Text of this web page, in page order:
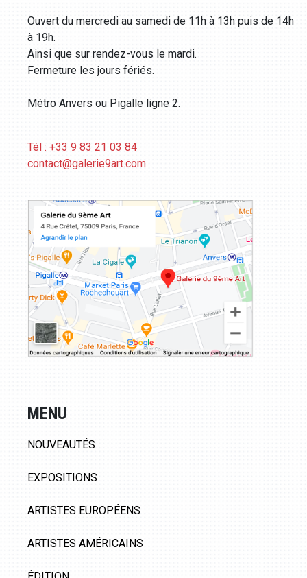
Ouvert du mercredi au samedi de 11h à 13h puis de 14h
à 19h.
Ainsi que sur rendez-vous le mardi.
Fermeture les jours fériés.
Métro Anvers ou Pigalle ligne 2.
Tél : +33 9 83 21 03 84
contact@galerie9art.com
MENU
NOUVEAUTÉS
EXPOSITIONS
ARTISTES EUROPÉENS
ARTISTES AMÉRICAINS